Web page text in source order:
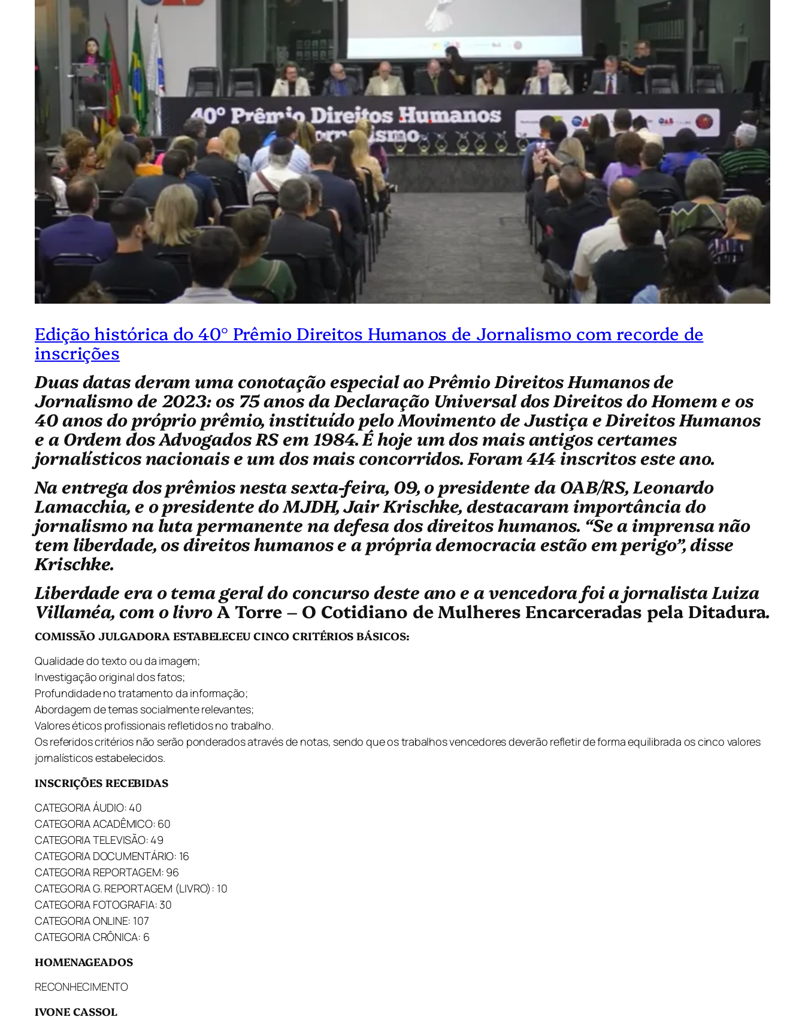
Edição histórica do 40° Prêmio Direitos Humanos de Jornalismo com recorde de
inscrições
Duas datas deram uma conotação especial ao Prêmio Direitos Humanos de
Jornalismo de 2023: os 75 anos da Declaração Universal dos Direitos do Homem e os
40 anos do próprio prêmio, instituído pelo Movimento de Justiça e Direitos Humanos
e a Ordem dos Advogados RS em 1984. É hoje um dos mais antigos certames
jornalísticos nacionais e um dos mais concorridos. Foram 414 inscritos este ano.
Na entrega dos prêmios nesta sexta-feira, 09, o presidente da OAB/RS, Leonardo
Lamacchia, e o presidente do MJDH, Jair Krischke, destacaram importância do
jornalismo na luta permanente na defesa dos direitos humanos. “Se a imprensa não
tem liberdade, os direitos humanos e a própria democracia estão em perigo”, disse
Krischke.
Liberdade era o tema geral do concurso deste ano e a vencedora foi a jornalista Luiza
Villaméa, com o livroA Torre – O Cotidiano de Mulheres Encarceradas pela Ditadura.
COMISSÃO JULGADORA ESTABELECEU CINCO CRITÉRIOS BÁSICOS:
Qualidade do texto ou da imagem;
Investigação original dos fatos;
Profundidade no tratamento da informação;
Abordagem de temas socialmente relevantes;
Valores éticos profissionais refletidos no trabalho.
Os referidos critérios não serão ponderados através de notas, sendo que os trabalhos vencedores deverão refletir de forma equilibrada os cinco valores
jornalísticos estabelecidos.
INSCRIÇÕES RECEBIDAS
CATEGORIA ÁUDIO: 40
CATEGORIA ACADÊMICO: 60
CATEGORIA TELEVISÃO: 49
CATEGORIA DOCUMENTÁRIO: 16
CATEGORIA REPORTAGEM: 96
CATEGORIA G. REPORTAGEM (LIVRO): 10
CATEGORIA FOTOGRAFIA: 30
CATEGORIA ONLINE: 107
CATEGORIA CRÔNICA: 6
HOMENAGEADOS
RECONHECIMENTO
IVONE CASSOL